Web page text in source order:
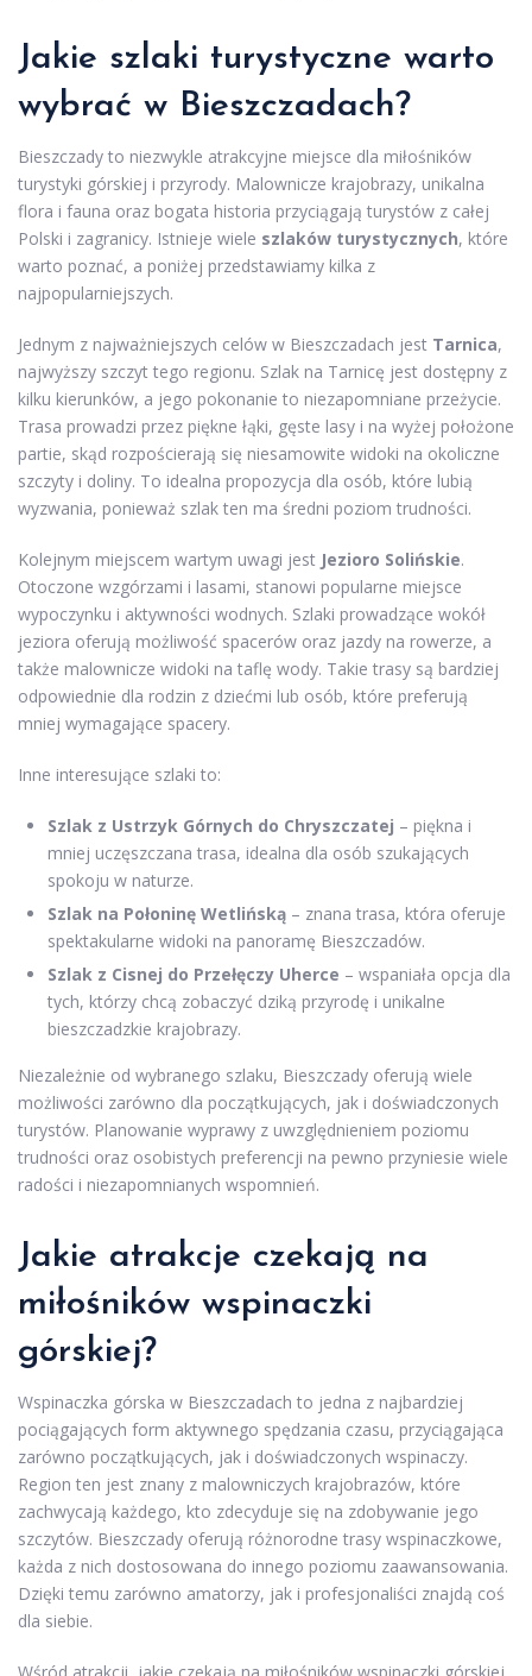
Jakie szlaki turystyczne warto
wybrać w Bieszczadach?
Bieszczady to niezwykle atrakcyjne miejsce dla miłośników
turystyki górskiej i przyrody. Malownicze krajobrazy, unikalna
flora i fauna oraz bogata historia przyciągają turystów z całej
Polski i zagranicy. Istnieje wiele szlaków turystycznych, które
warto poznać, a poniżej przedstawiamy kilka z
najpopularniejszych.
Jednym z najważniejszych celów w Bieszczadach jest Tarnica,
najwyższy szczyt tego regionu. Szlak na Tarnicę jest dostępny z
kilku kierunków, a jego pokonanie to niezapomniane przeżycie.
Trasa prowadzi przez piękne łąki, gęste lasy i na wyżej położone
partie, skąd rozpościerają się niesamowite widoki na okoliczne
szczyty i doliny. To idealna propozycja dla osób, które lubią
wyzwania, ponieważ szlak ten ma średni poziom trudności.
Kolejnym miejscem wartym uwagi jest Jezioro Solińskie.
Otoczone wzgórzami i lasami, stanowi popularne miejsce
wypoczynku i aktywności wodnych. Szlaki prowadzące wokół
jeziora oferują możliwość spacerów oraz jazdy na rowerze, a
także malownicze widoki na taflę wody. Takie trasy są bardziej
odpowiednie dla rodzin z dziećmi lub osób, które preferują
mniej wymagające spacery.
Inne interesujące szlaki to:
Szlak z Ustrzyk Górnych do Chryszczatej – piękna i
mniej uczęszczana trasa, idealna dla osób szukających
spokoju w naturze.
Szlak na Połoninę Wetlińską – znana trasa, która oferuje
spektakularne widoki na panoramę Bieszczadów.
Szlak z Cisnej do Przełęczy Uherce – wspaniała opcja dla
tych, którzy chcą zobaczyć dziką przyrodę i unikalne
bieszczadzkie krajobrazy.
Niezależnie od wybranego szlaku, Bieszczady oferują wiele
możliwości zarówno dla początkujących, jak i doświadczonych
turystów. Planowanie wyprawy z uwzględnieniem poziomu
trudności oraz osobistych preferencji na pewno przyniesie wiele
radości i niezapomnianych wspomnień.
Jakie atrakcje czekają na
miłośników wspinaczki
górskiej?
Wspinaczka górska w Bieszczadach to jedna z najbardziej
pociągających form aktywnego spędzania czasu, przyciągająca
zarówno początkujących, jak i doświadczonych wspinaczy.
Region ten jest znany z malowniczych krajobrazów, które
zachwycają każdego, kto zdecyduje się na zdobywanie jego
szczytów. Bieszczady oferują różnorodne trasy wspinaczkowe,
każda z nich dostosowana do innego poziomu zaawansowania.
Dzięki temu zarówno amatorzy, jak i profesjonaliści znajdą coś
dla siebie.